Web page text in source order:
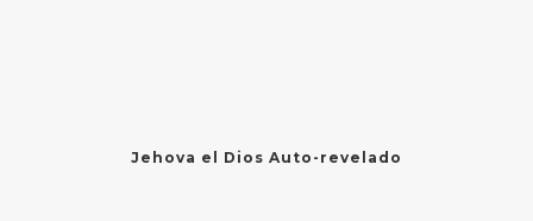
Jehova el Dios Auto-revelado